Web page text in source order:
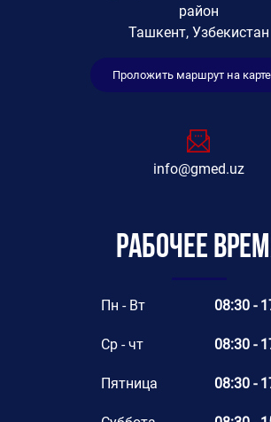
район
Ташкент, Узбекистан
Проложить маршрут на карте
info@gmed.uz
Рабочее
Пн - Вт 08:30 -
Ср - чт 08:30 -
Пятница 08:30 -